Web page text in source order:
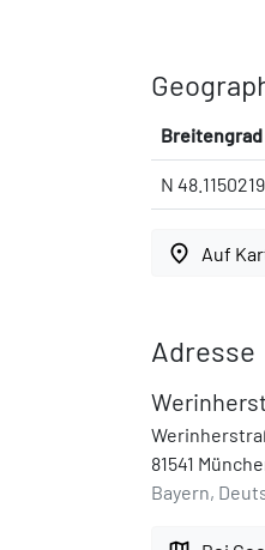
Breitengrad
N
place Auf
Adresse
81541
Bayern,